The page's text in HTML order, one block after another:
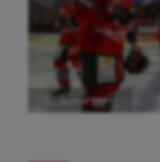
Ⓒ Gazette Sports